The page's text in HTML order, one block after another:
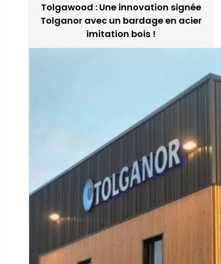
Tolgawood : Une innovation signée
Tolganor avec un bardage en acier
imitation bois !